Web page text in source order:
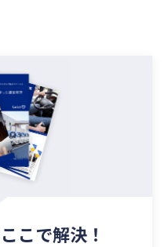
ここで解決！